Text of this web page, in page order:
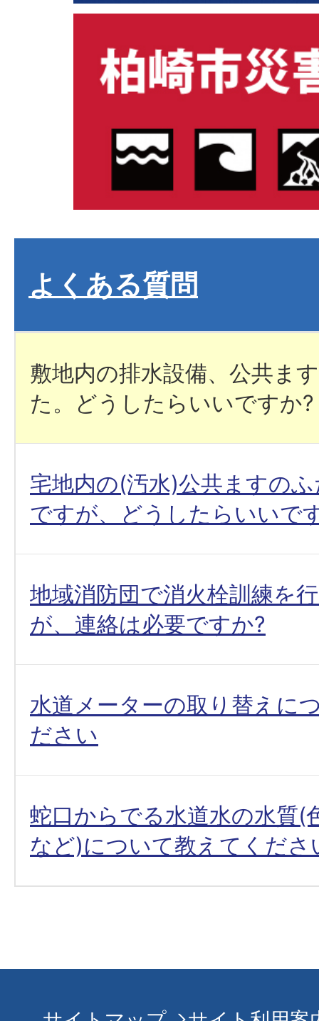
よくある質問
敷地内の排水設備、公共ま
た。どうしたらいいですか?
宅地内の(汚水)公共ますの
ですが、どうしたらいいで
地域消防団で消火栓訓練を
が、連絡は必要ですか?
水道メーターの取り替えに
ださい
蛇口からでる水道水の水質(
など)について教えてくださ